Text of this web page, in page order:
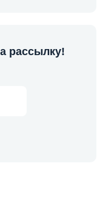
рассылку!